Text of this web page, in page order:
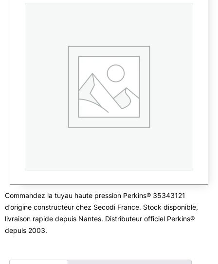
Commandez la tuyau haute pression Perkins® 35343121
d’origine constructeur chez Secodi France. Stock disponible,
livraison rapide depuis Nantes. Distributeur officiel Perkins®
depuis 2003.